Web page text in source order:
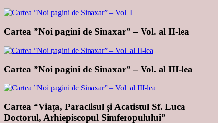
Cartea ”Noi pagini de Sinaxar” – Vol. al II-lea
Cartea ”Noi pagini de Sinaxar” – Vol. al III-lea
Cartea “Viaţa, Paraclisul şi Acatistul Sf. Luca
Doctorul, Arhiepiscopul Simferopulului”